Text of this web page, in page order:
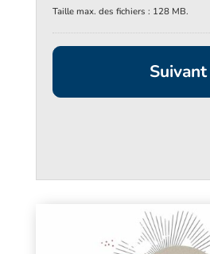
Taille max. des fichiers : 128 MB.